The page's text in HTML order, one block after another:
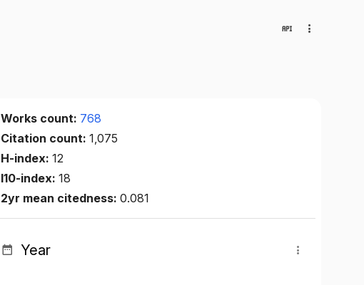
Works count: 768
Citation count:1,075
H-index:12
I10-index:18
2yr mean citedness:0.081
Year